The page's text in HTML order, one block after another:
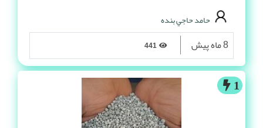
حامد حاجي بنده
8 ماه پیش
1